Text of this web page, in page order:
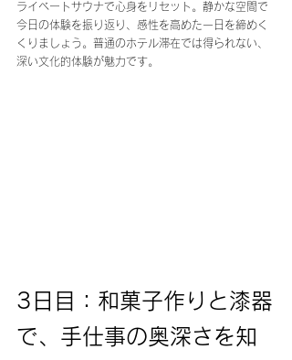
ライベートサウナで心身をリセット。静かな空間で
今日の体験を振り返り、感性を高めた一日を締めく
くりましょう。普通のホテル滞在では得られない、
深い文化的体験が魅力です。
3日目：和菓子作りと漆器
で、手仕事の奥深さを知